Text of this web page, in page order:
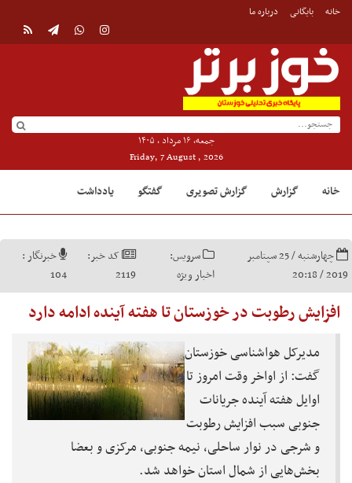
خانه بایگانی درباره ما
جمعه, ۱۶ مرداد , ۱۴۰۵
Friday, 7 August , 2026
خانه گزارش گزارش تصویری گفتگو یادداشت
چهارشنبه / 25 سپتامبر
2019 / 20:18
سرویس:
اخبار ویژه
کد خبر:
2119
خبرنگار :
104
افزایش رطوبت در خوزستان تا هفته آینده ادامه دارد
مدیرکل هواشناسی خوزستان
گفت: از اواخر وقت امروز تا
اوایل هفته آینده جریانات
جنوبی سبب افزایش رطوبت
و شرجی در نوار ساحلی، نیمه جنوبی، مرکزی و بعضا
بخش‌هایی از شمال استان خواهد شد.